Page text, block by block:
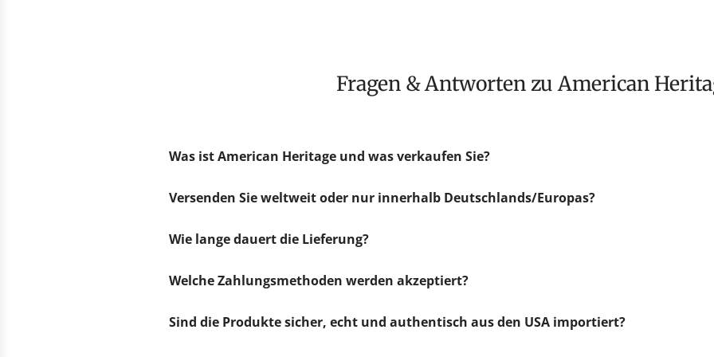
Fragen & Antworten zu American
Was ist American Heritage und was verkaufen Sie?
Versenden Sie weltweit oder nur innerhalb Deutschlands/Europas?
Wie lange dauert die Lieferung?
Welche Zahlungsmethoden werden akzeptiert?
Sind die Produkte sicher, echt und authentisch aus den USA importiert?